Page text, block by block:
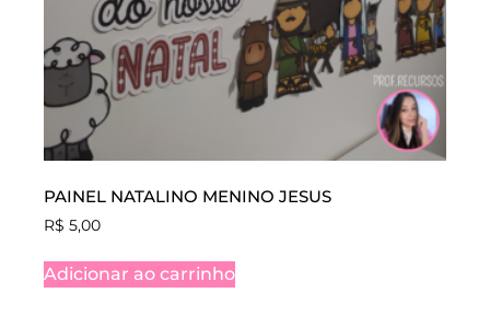
PAINEL NATALINO MENINO JESUS
R$ 5,00
Adicionar ao carrinho